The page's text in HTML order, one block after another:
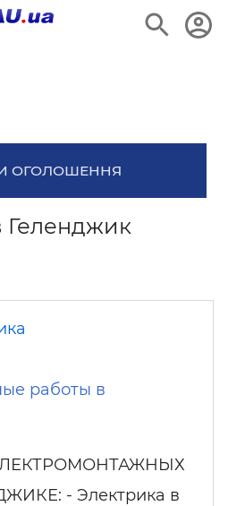
ОГОЛОШЕННЯ
Геленджик
работы в
- Электрика в